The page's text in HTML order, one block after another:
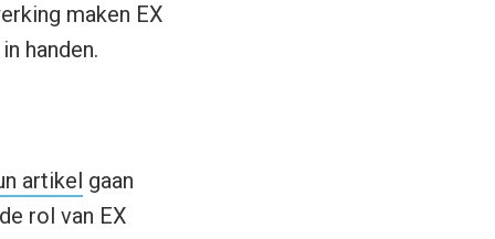
maken EX
handen.
artikel gaan
rol van EX